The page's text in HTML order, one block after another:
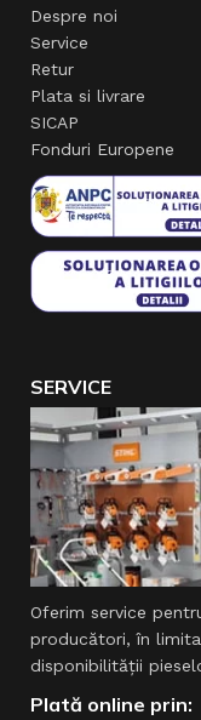
Despre noi
Service
Retur
Plata si livrare
SICAP
Fonduri Europene
SERVICE
Oferim service
producători, în
disponibilităţii
Plată online prin: